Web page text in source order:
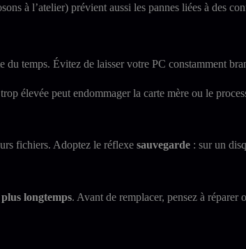
à l’atelier) prévient aussi les pannes liées à des
du temps. Évitez de laisser votre PC constamment
élevée peut endommager la carte mère ou le
fichiers. Adoptez le réflexe sauvegarde : sur un
longtemps. Avant de remplacer, pensez à réparer